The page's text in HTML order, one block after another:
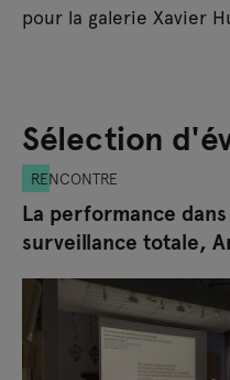
pour la galerie Xavier
Sélection
RENCONTRE
La performance
surveillance totale,